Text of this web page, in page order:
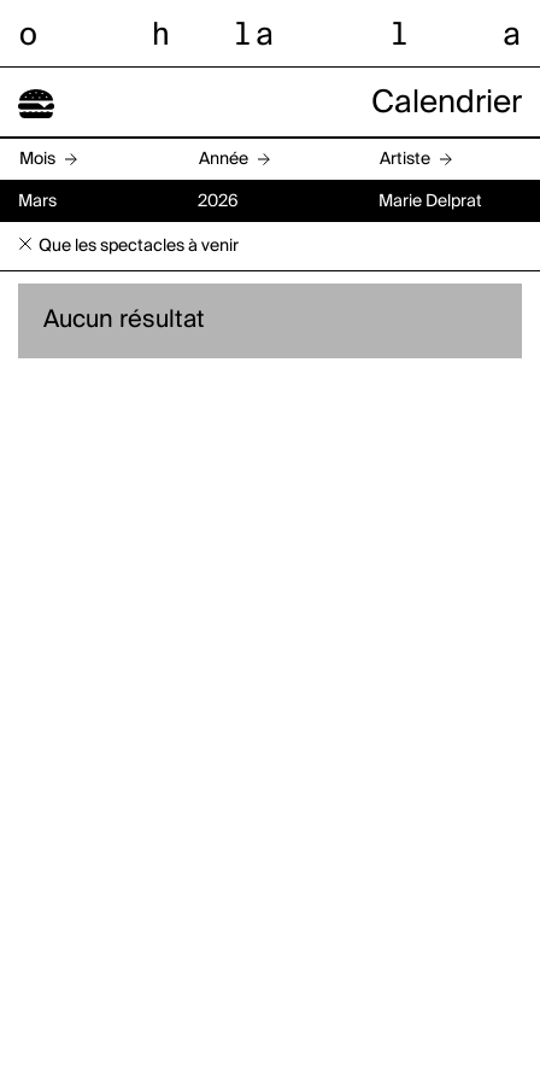
o h l a l a
Calendrier
Mois Année Artiste
Mars 2026 Marie Delprat
Que les spectacles à venir
Aucun résultat